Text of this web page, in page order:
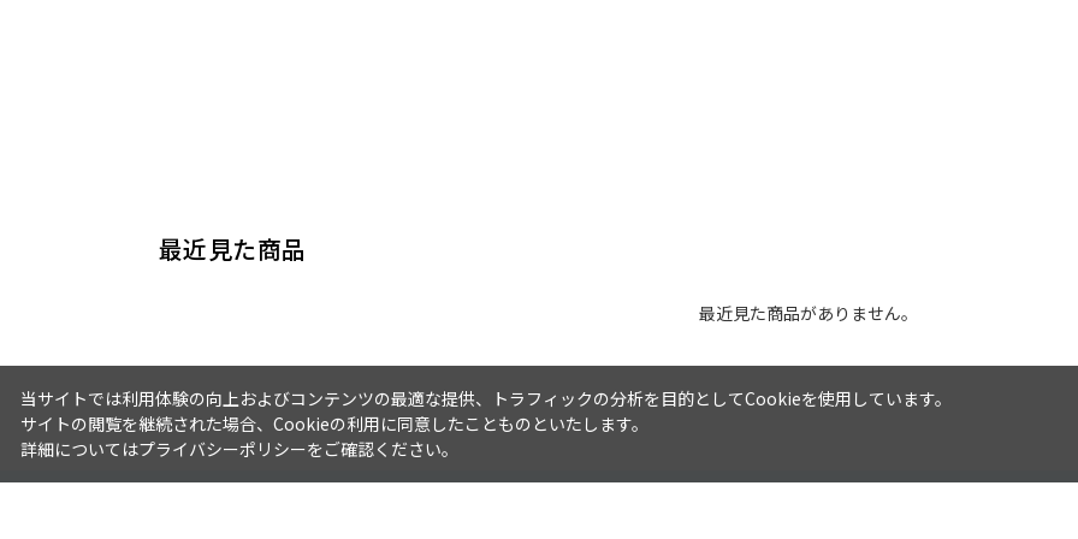
最近見た商品
最近見た商品がありません。
当サイトでは利用体験の向上およびコンテンツの最適な提供、トラフィックの分析を目的としてCookieを使用しています。
サイトの閲覧を継続された場合、Cookieの利用に同意したことものといたします。
詳細についてはプライバシーポリシーをご確認ください。